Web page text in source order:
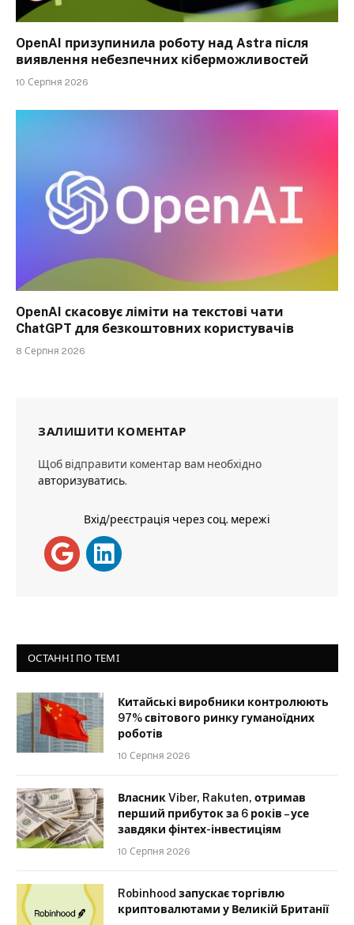
OpenAI призупинила роботу над Astra після
виявлення небезпечних кіберможливостей
10 Серпня 2026
OpenAI скасовує ліміти на текстові чати
ChatGPT для безкоштовних користувачів
8 Серпня 2026
ЗАЛИШИТИ КОМЕНТАР
Щоб відправити коментар вам необхідно
авторизуватись.
Вхід/реєстрація через соц. мережі
ОСТАННІ ПО ТЕМІ
Китайські виробники контролюють
97% світового ринку гуманоїдних
роботів
10 Серпня 2026
Власник Viber, Rakuten, отримав
перший прибуток за 6 років – усе
завдяки фінтех-інвестиціям
10 Серпня 2026
Robinhood запускає торгівлю
криптовалютами у Великій Британії